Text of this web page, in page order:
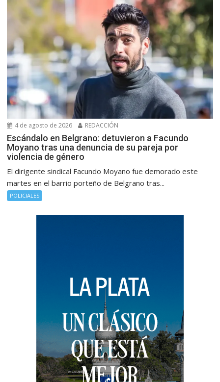
4 de agosto de 2026 REDACCIÓN
Escándalo en Belgrano: detuvieron a Facundo
Moyano tras una denuncia de su pareja por
violencia de género
El dirigente sindical Facundo Moyano fue demorado este
martes en el barrio porteño de Belgrano tras...
POLICIALES